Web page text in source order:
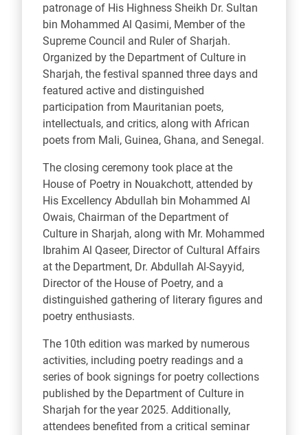
patronage of His Highness Sheikh Dr. Sultan
bin Mohammed Al Qasimi, Member of the
Supreme Council and Ruler of Sharjah.
Organized by the Department of Culture in
Sharjah, the festival spanned three days and
featured active and distinguished
participation from Mauritanian poets,
intellectuals, and critics, along with African
poets from Mali, Guinea, Ghana, and Senegal.
The closing ceremony took place at the
House of Poetry in Nouakchott, attended by
His Excellency Abdullah bin Mohammed Al
Owais, Chairman of the Department of
Culture in Sharjah, along with Mr. Mohammed
Ibrahim Al Qaseer, Director of Cultural Affairs
at the Department, Dr. Abdullah Al-Sayyid,
Director of the House of Poetry, and a
distinguished gathering of literary figures and
poetry enthusiasts.
The 10th edition was marked by numerous
activities, including poetry readings and a
series of book signings for poetry collections
published by the Department of Culture in
Sharjah for the year 2025. Additionally,
attendees benefited from a critical seminar